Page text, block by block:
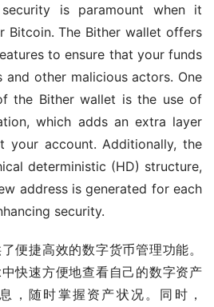
is paramount when it
Bitcoin. The Bither wallet offers
to ensure that your funds
and other malicious actors. One
the Bither wallet is the use of
which adds an extra layer
account. Additionally, the
deterministic (HD) structure,
address is generated for each
security.
便捷高效的数字货币管理功能。
快速方便地查看自己的数字资产
，随时掌握资产状况。同时，